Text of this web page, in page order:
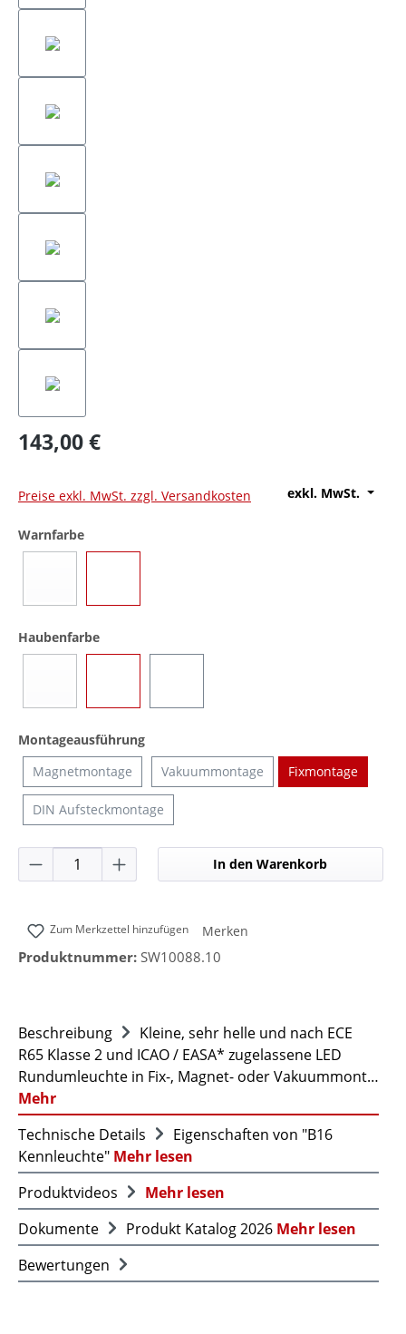
143,00 €
exkl. MwSt.
Preise exkl. MwSt. zzgl. Versandkosten
Warnfarbeauswählen
Haubenfarbeauswählen
Montageausführungauswählen
Magnetmontage
Vakuummontage Fixmontage
DIN Aufsteckmontage
Produkt Anzahl: Gib den gewünschten
In den Warenkorb
Zum Merkzettel hinzufügen Merken
Produktnummer: SW10088.10
Beschreibung
Kleine, sehr helle und nach ECE
R65 Klasse 2 und ICAO / EASA* zugelassene LED
Rundumleuchte in Fix-, Magnet- oder Vakuummont…
Mehr
Technische Details
Eigenschaften von "B16
Kennleuchte" Mehr lesen
Produktvideos
Mehr lesen
Dokumente
Produkt Katalog 2026 Mehr lesen
Bewertungen